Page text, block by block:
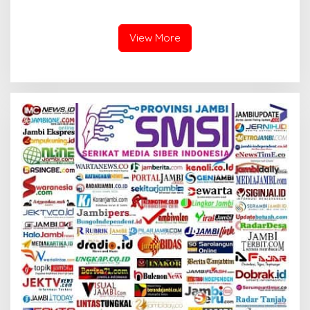
View More